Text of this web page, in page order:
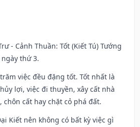
- Cảnh Thuần: Tốt (Kiết Tú) Tướng
thứ 3.
việc đều đặng tốt. Tốt nhất là
lợi, việc đi thuyền, xây cất nhà
chôn cất hay chặt cỏ phá đất.
Kiết nên không có bất kỳ việc gì